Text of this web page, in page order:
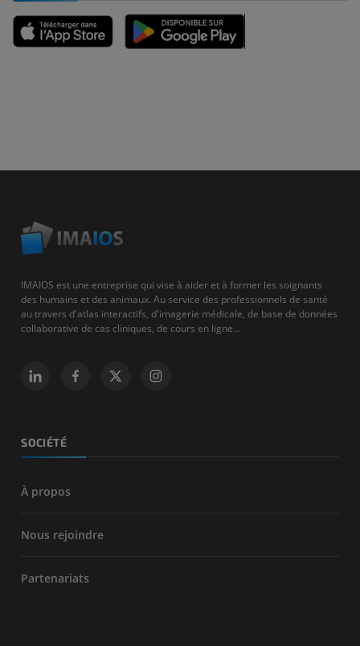
IMAIOS est une entreprise qui vise à aider et à former les soignants
des humains et des animaux. Au service des professionnels de santé
au travers d'atlas interactifs, d'imagerie médicale, de base de données
collaborative de cas cliniques, de cours en ligne...
SOCIÉTÉ
À propos
Nous rejoindre
Partenariats